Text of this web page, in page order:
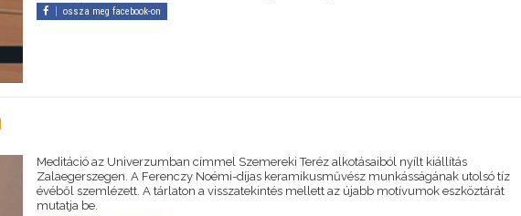
ossza meg facebook-on
Meditáció az Univerzumban címmel Szemereki Teréz alkotásaiból nyílt kiállítás
Zalaegerszegen. A Ferenczy Noémi-díjas keramikusművész munkásságának utolsó tíz
évéből szemlézett. A tárlaton a visszatekintés mellett az újabb motívumok eszköztárát
mutatja be.